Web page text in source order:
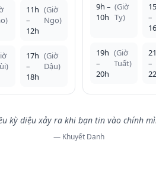
11h
–
12h
(Giờ
Ngọ)
17h
–
18h
(Giờ
Dậu)
9h –
10h
(Giờ
Tỵ)
–
19h
–
20h
(Giờ
Tuất)
–
kỳ diệu xảy ra khi bạn tin vào chính
— Khuyết Danh